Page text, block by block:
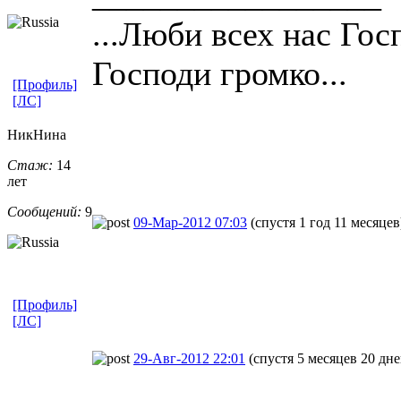
...Люби всех нас
Господи громко...
[Профиль]
[ЛС]
НикНина
Стаж: 14
лет
Сообщений: 9
09-Мар-2012 07:03 (спустя 1 год 11
[Профиль]
[ЛС]
29-Авг-2012 22:01 (спустя 5 месяцев 20